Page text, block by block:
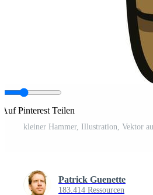
Auf Pinterest Teilen
Patrick Guenette
183.414 Ressourcen